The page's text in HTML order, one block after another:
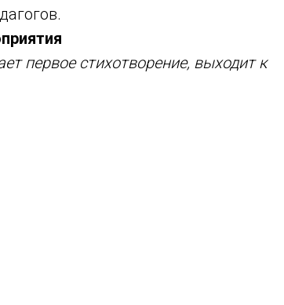
первое стихотворение, выходит к